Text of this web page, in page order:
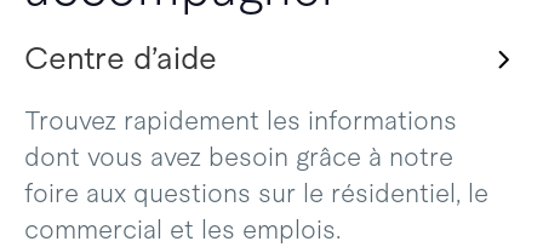
Centre d’aide
Trouvez rapidement les informations
dont vous avez besoin grâce à notre
foire aux questions sur le résidentiel, le
commercial et les emplois.